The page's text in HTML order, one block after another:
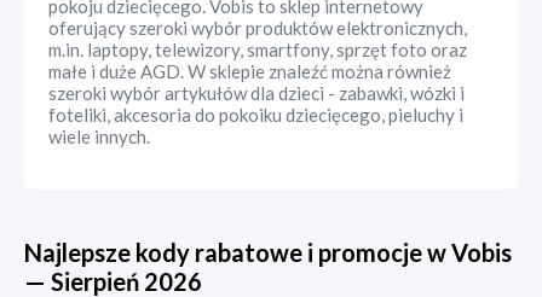
pokoju dziecięcego. Vobis to sklep internetowy
oferujący szeroki wybór produktów elektronicznych,
m.in. laptopy, telewizory, smartfony, sprzęt foto oraz
małe i duże AGD. W sklepie znaleźć można również
szeroki wybór artykułów dla dzieci - zabawki, wózki i
foteliki, akcesoria do pokoiku dziecięcego, pieluchy i
wiele innych.
Najlepsze kody rabatowe i promocje wVobis
— Sierpień 2026